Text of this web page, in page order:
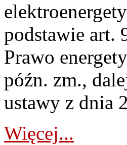
podstawie art.
Prawo
późn. zm.,
ustawy z dnia
Więcej...